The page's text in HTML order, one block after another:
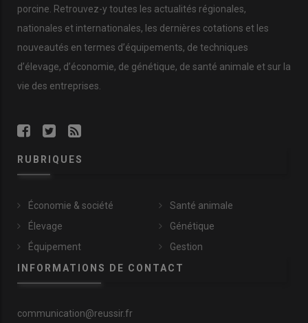
truies sont logées dans des cases simples, dépourvues de
système ascenseur".
Fiche élevage
Charnie (Sarthe)
230 truies naisseur engraisseur
Conduite en cinq bandes, sevrage à 21 jours
Faf intégrale
200 hectares de SAU
2 ateliers avicoles (poules pondeuses et chair)
porcine. Retrouvez-y toutes les actualités régionales,
nationales et internationales, les dernières cotations et les
nouveautés en termes d’équipements, de techniques
d’élevage, d’économie, de génétique, de santé animale et sur la
vie des entreprises.
RUBRIQUES
Économie & société
Élevage
Équipement
Santé animale
Génétique
Gestion
INFORMATIONS DE CONTACT
communication@reussir.fr